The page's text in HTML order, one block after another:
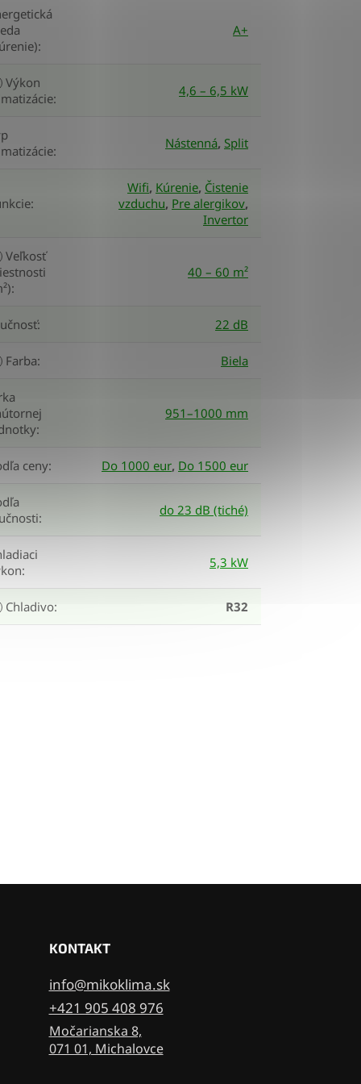
:
A+
Výkon
: 4,6 – 6,5 kW
: Nástenná, Split
:
Wifi, Kúrenie, Čistenie
vzduchu, Pre alergikov,
Invertor
Veľkosť
:
40 – 60 m²
: 22 dB
Farba: Biela
:
951–1000 mm
ceny: Do 1000 eur, Do 1500 eur
: do 23 dB (tiché)
: 5,3 kW
Chladivo: R32
KONTAKT
info@mikoklima.sk
+421 905 408 976
Močarianska 8,
071 01, Michalovce